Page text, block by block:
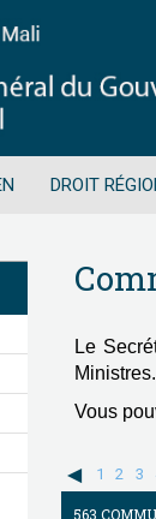
DROIT
Le
Ministres.
Vous
1 2 3
563